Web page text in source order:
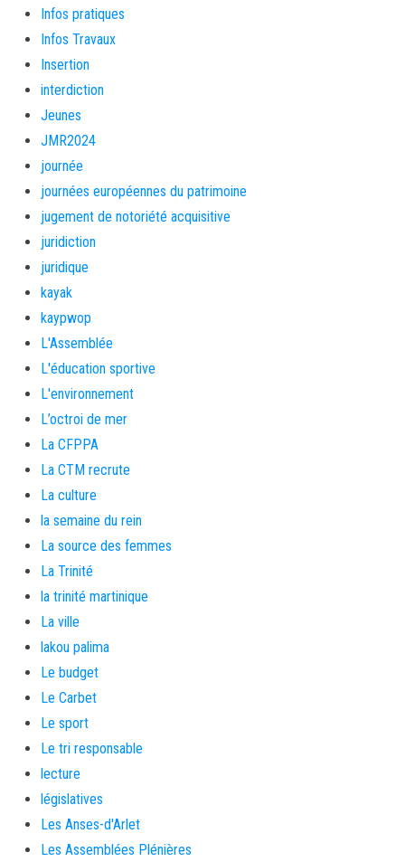
Infos pratiques
Infos Travaux
Insertion
interdiction
Jeunes
JMR2024
journée
journées européennes du patrimoine
jugement de notoriété acquisitive
juridiction
juridique
kayak
kaypwop
L'Assemblée
L'éducation sportive
L'environnement
L’octroi de mer
La CFPPA
La CTM recrute
La culture
la semaine du rein
La source des femmes
La Trinité
la trinité martinique
La ville
lakou palima
Le budget
Le Carbet
Le sport
Le tri responsable
lecture
législatives
Les Anses-d'Arlet
Les Assemblées Plénières